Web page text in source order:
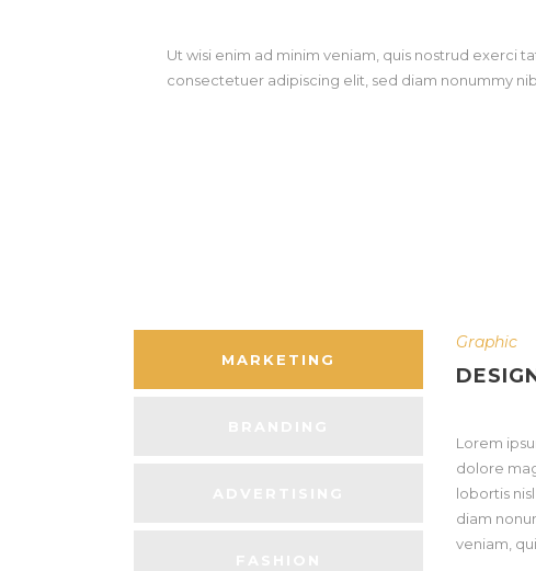
Ut wisi enim ad minim veniam, quis nostrud exerci
consectetuer adipiscing elit, sed diam nonummy
MARKETING
Graphic
Lorem
dolore
lobortis
diam
veniam,